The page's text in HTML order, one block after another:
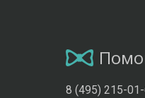
8 (495) 215-